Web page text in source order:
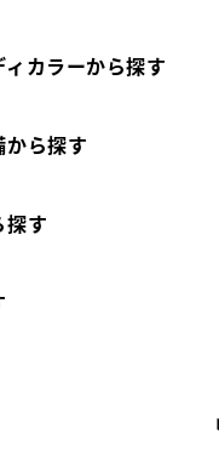
カラーから探す
から探す
探す